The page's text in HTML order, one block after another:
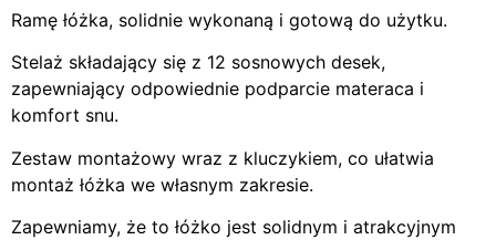
Ramę łóżka, solidnie wykonaną i gotową do użytku.
Stelaż składający się z 12 sosnowych desek,
zapewniający odpowiednie podparcie materaca i
komfort snu.
Zestaw montażowy wraz z kluczykiem, co ułatwia
montaż łóżka we własnym zakresie.
Zapewniamy, że to łóżko jest solidnym i atrakcyjnym